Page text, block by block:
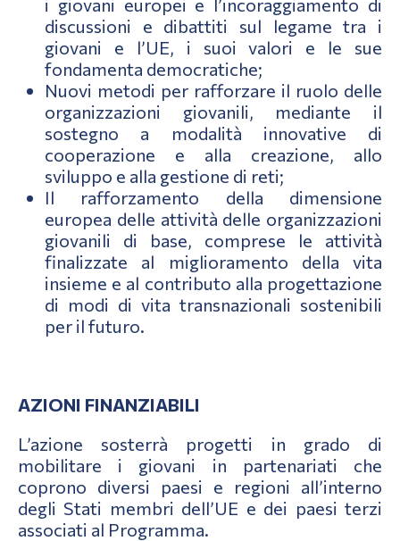
i giovani europei e l’incoraggiamento di
discussioni e dibattiti sul legame tra i
giovani e l’UE, i suoi valori e le sue
fondamenta democratiche;
Nuovi metodi per rafforzare il ruolo delle
organizzazioni giovanili, mediante il
sostegno a modalità innovative di
cooperazione e alla creazione, allo
sviluppo e alla gestione di reti;
Il rafforzamento della dimensione
europea delle attività delle organizzazioni
giovanili di base, comprese le attività
finalizzate al miglioramento della vita
insieme e al contributo alla progettazione
di modi di vita transnazionali sostenibili
per il futuro.
AZIONI FINANZIABILI
L’azione sosterrà progetti in grado di
mobilitare i giovani in partenariati che
coprono diversi paesi e regioni all’interno
degli Stati membri dell’UE e dei paesi terzi
associati al Programma.